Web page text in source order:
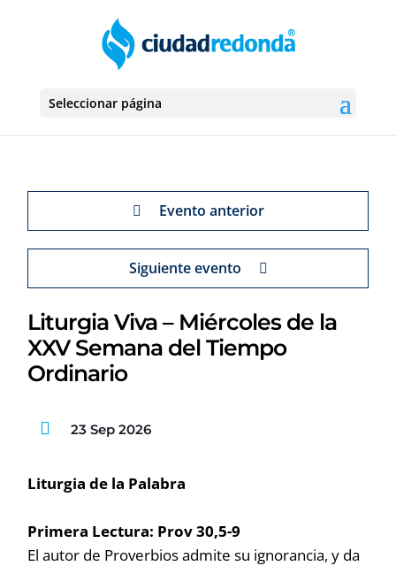
Seleccionar página
Evento anterior
Siguiente evento
Liturgia Viva – Miércoles de la
XXV Semana del Tiempo
Ordinario
23 Sep 2026
Liturgia de la Palabra
Primera Lectura: Prov 30,5-9
El autor de Proverbios admite su ignorancia, y da